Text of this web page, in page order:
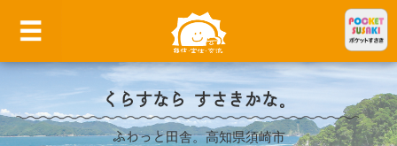
くらすなら すさきかな。
ふわっと田舎。高知県須崎市